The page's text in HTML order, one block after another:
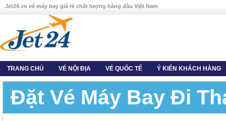
Jet24.vn vé máy bay giá rẻ chất lượng hàng đầu Việt Nam
TRANG CHỦ VÉ NỘI ĐỊA VÉ QUỐC TẾ Ý KIẾN KHÁCH HÀNG
Đặt Vé Máy Bay Đi